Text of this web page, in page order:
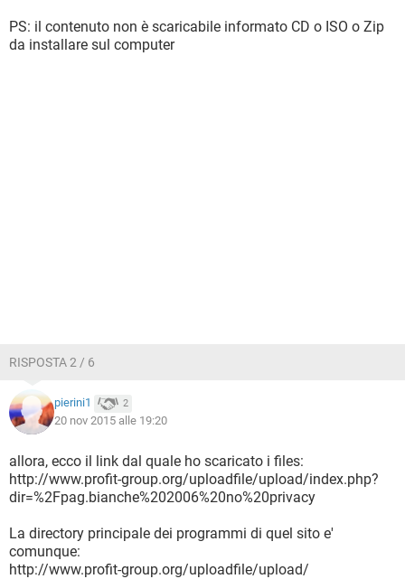
PS: il contenuto non è scaricabile informato CD o ISO o Zip
da installare sul computer
RISPOSTA 2 / 6
pierini1 2
20 nov 2015 alle 19:20
allora, ecco il link dal quale ho scaricato i files:
http://www.profit-group.org/uploadfile/upload/index.php?
dir=%2Fpag.bianche%202006%20no%20privacy
La directory principale dei programmi di quel sito e'
comunque:
http://www.profit-group.org/uploadfile/upload/